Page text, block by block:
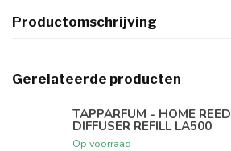
Productomschrijving
Gerelateerde producten
TAPPARFUM - HOME REED
DIFFUSER REFILL LA500
Op voorraad